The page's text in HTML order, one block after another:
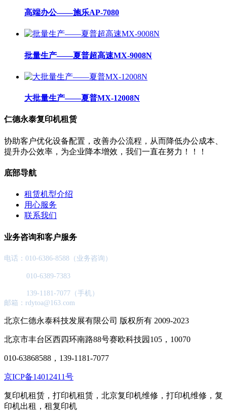
高端办公——施乐AP-7080
批量生产——夏普超高速MX-9008N
大批量生产——夏普MX-12008N
仁德永泰复印机租赁
协助客户优化设备配置，改善办公流程，从而降低办公成本、
提升办公效率，为企业降本增效，我们一直在努力！！！
底部导航
租赁机型介绍
用心服务
联系我们
业务咨询和客户服务
电话：010-6386-8588（业务咨询）
010-6389-7383
139-1181-7077（手机）
邮箱：rdytoa@163.com
北京仁德永泰科技发展有限公司 版权所有 2009-2023
北京市丰台区西四环南路88号赛欧科技园105，10070
010-63868588，139-1181-7077
京ICP备14012411号
复印机租赁，打印机租赁，北京复印机维修，打印机维修，复
印机出租，租复印机